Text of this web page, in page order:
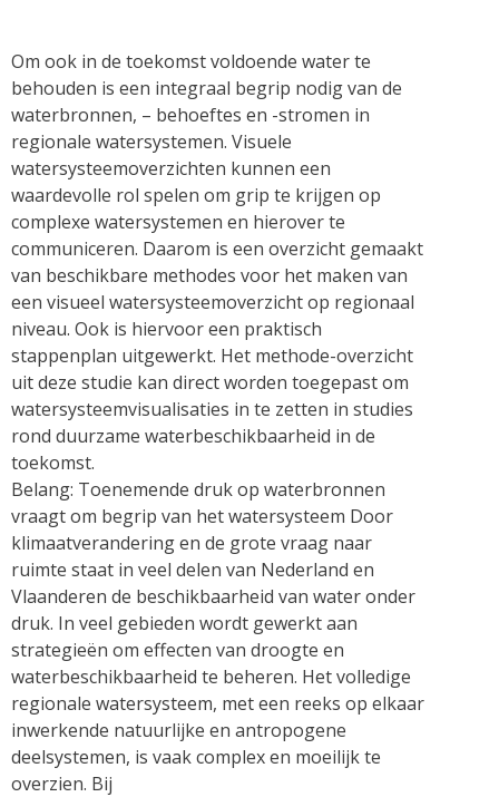
Om ook in de toekomst voldoende water te
behouden is een integraal begrip nodig van de
waterbronnen, – behoeftes en -stromen in
regionale watersystemen. Visuele
watersysteemoverzichten kunnen een
waardevolle rol spelen om grip te krijgen op
complexe watersystemen en hierover te
communiceren. Daarom is een overzicht gemaakt
van beschikbare methodes voor het maken van
een visueel watersysteemoverzicht op regionaal
niveau. Ook is hiervoor een praktisch
stappenplan uitgewerkt. Het methode-overzicht
uit deze studie kan direct worden toegepast om
watersysteemvisualisaties in te zetten in studies
rond duurzame waterbeschikbaarheid in de
toekomst.
Belang: Toenemende druk op waterbronnen
vraagt om begrip van het watersysteem Door
klimaatverandering en de grote vraag naar
ruimte staat in veel delen van Nederland en
Vlaanderen de beschikbaarheid van water onder
druk. In veel gebieden wordt gewerkt aan
strategieën om effecten van droogte en
waterbeschikbaarheid te beheren. Het volledige
regionale watersysteem, met een reeks op elkaar
inwerkende natuurlijke en antropogene
deelsystemen, is vaak complex en moeilijk te
overzien. Bij